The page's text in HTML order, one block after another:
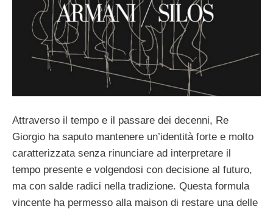
Attraverso il tempo e il passare dei decenni, Re
Giorgio ha saputo mantenere un’identità forte e molto
caratterizzata senza rinunciare ad interpretare il
tempo presente e volgendosi con decisione al futuro,
ma con salde radici nella tradizione. Questa formula
vincente ha permesso alla maison di restare una delle